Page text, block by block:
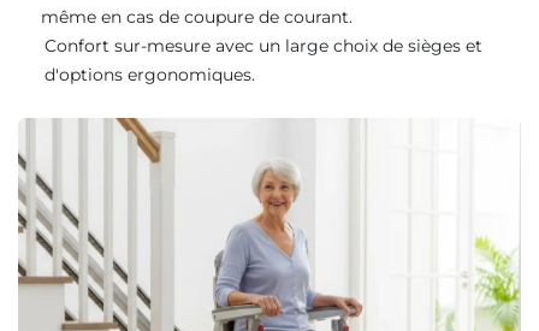
même en cas de coupure de courant.
Confort sur-mesure avec un large choix de sièges et
d'options ergonomiques.